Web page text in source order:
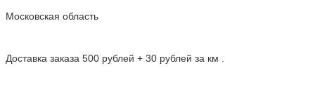
Московская область
Доставка заказа 500 рублей + 30 рублей за км .